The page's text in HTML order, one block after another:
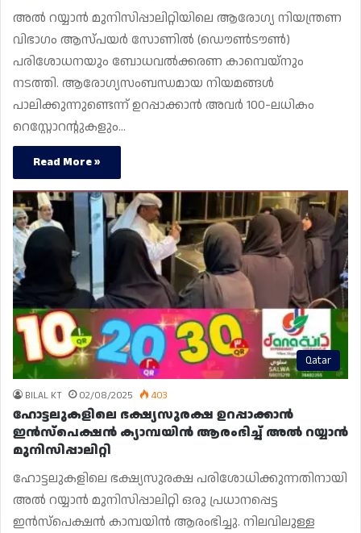
അൽ റയ്യാൻ മുനിസിപ്പാലിറ്റിയിലെ ആരോഗ്യ നിയന്ത്രണ
വിഭാഗം ആസ്‌പയർ സോണിൽ (ഡൌൺടൗൺ)
പരിശോധനയും ബോധവൽക്കരണ കാമ്പെയ്‌നും
നടത്തി. ആരോഗ്യസംബന്ധമായ നിയമങ്ങൾ
പാലിക്കുന്നുണ്ടെന്ന് ഉറപ്പാക്കാൻ അവർ 100-ലധികം
റെസ്റ്റോറന്റുകളും…
Read More »
Qatar
BILAL KT 02/08/2025 403
ഹോട്ടലുകളിലെ ഭക്ഷ്യസുരക്ഷ ഉറപ്പാക്കാൻ
ഇൻസ്‌പെക്ഷൻ ക്യാമ്പയിൻ ആരംഭിച്ച് അൽ റയ്യാൻ
മുനിസിപ്പാലിറ്റി
ഹോട്ടലുകളിലെ ഭക്ഷ്യസുരക്ഷ പരിശോധിക്കുന്നതിനായി
അൽ റയ്യാൻ മുനിസിപ്പാലിറ്റി ഒരു പ്രധാനപ്പെട്ട
ഇൻസ്‌പെക്ഷൻ കാമ്പയിൻ ആരംഭിച്ചു. നിലവിലുള്ള